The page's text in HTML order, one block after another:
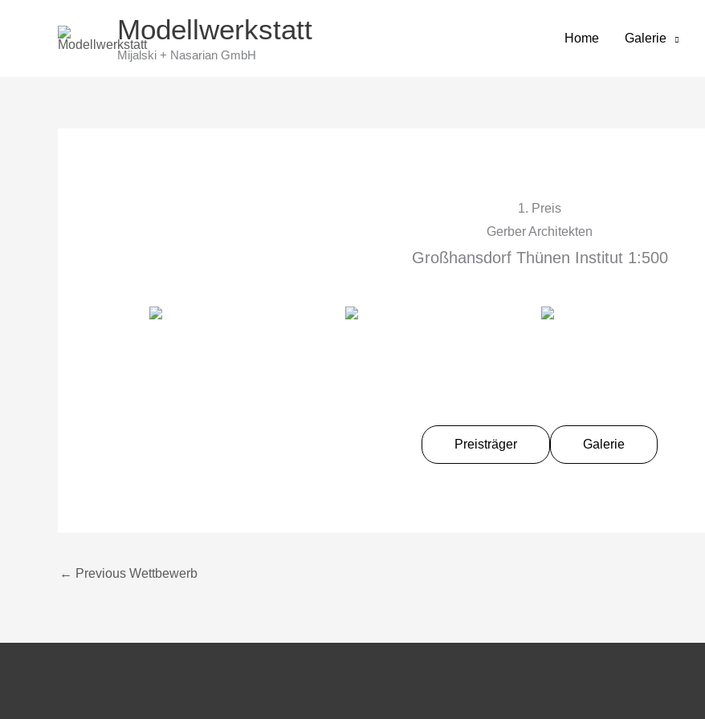
Modellwerkstatt
Mijalski + Nasarian GmbH
Home Galerie
1. Preis
Gerber Architekten
Großhansdorf Thünen Institut 1:500
Preisträger Galerie
← Previous Wettbewerb